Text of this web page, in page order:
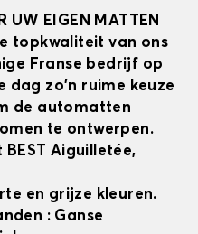
UW EIGEN MATTEN
topkwaliteit van ons
Franse bedrijf op
dag zo'n ruime keuze
de automatten
te ontwerpen.
BEST Aiguilletée,
en grijze kleuren.
: Ganse